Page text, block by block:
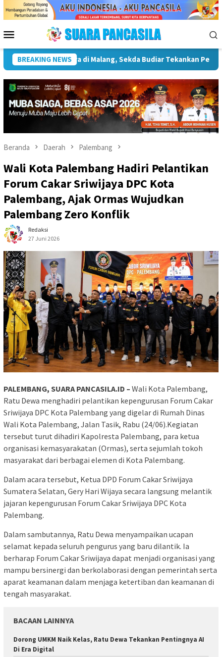
Menu
Mobile
BREAKING NEWS
Kebudayaan Wakil Wali Kota Lepas Lomba
Beranda Daerah Palembang
Wali Kota Palembang Hadiri Pelantikan
Forum Cakar Sriwijaya DPC Kota
Palembang, Ajak Ormas Wujudkan
Palembang Zero Konflik
Redaksi
27 Juni 2026
PALEMBANG, SUARA PANCASILA.ID – Wali Kota Palembang,
Ratu Dewa menghadiri pelantikan kepengurusan Forum Cakar
Sriwijaya DPC Kota Palembang yang digelar di Rumah Dinas
Wali Kota Palembang, Jalan Tasik, Rabu (24/06).Kegiatan
tersebut turut dihadiri Kapolresta Palembang, para ketua
organisasi kemasyarakatan (Ormas), serta sejumlah tokoh
masyarakat dari berbagai elemen di Kota Palembang.
Dalam acara tersebut, Ketua DPD Forum Cakar Sriwijaya
Sumatera Selatan, Gery Hari Wijaya secara langsung melantik
jajaran kepengurusan Forum Cakar Sriwijaya DPC Kota
Palembang.
Dalam sambutannya, Ratu Dewa menyampaikan ucapan
selamat kepada seluruh pengurus yang baru dilantik. Ia
berharap Forum Cakar Sriwijaya dapat menjadi organisasi yang
mampu bersinergi dan berkolaborasi dengan pemerintah serta
aparat keamanan dalam menjaga ketertiban dan keamanan di
tengah masyarakat.
BACAAN LAINNYA
Dorong UMKM Naik Kelas, Ratu Dewa Tekankan Pentingnya AI
Di Era Digital